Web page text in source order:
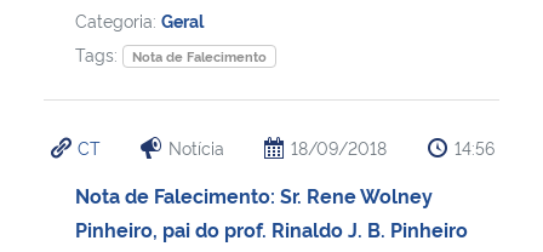
Categoria: Geral
Tags:
Nota de Falecimento
CT Notícia 18/09/2018 14:56
Nota de Falecimento: Sr. Rene Wolney
Pinheiro, pai do prof. Rinaldo J. B. Pinheiro